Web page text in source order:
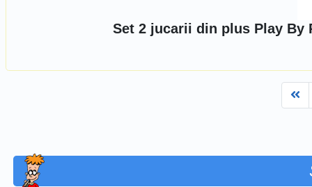
Set 2 jucarii din plus Play By